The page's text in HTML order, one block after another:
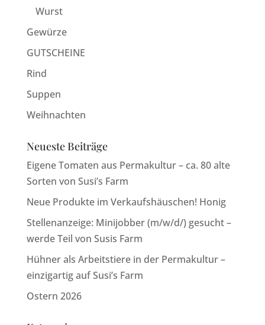
Wurst
Gewürze
GUTSCHEINE
Rind
Suppen
Weihnachten
Neueste Beiträge
Eigene Tomaten aus Permakultur – ca. 80 alte
Sorten von Susi’s Farm
Neue Produkte im Verkaufshäuschen! Honig
Stellenanzeige: Minijobber (m/w/d/) gesucht –
werde Teil von Susis Farm
Hühner als Arbeitstiere in der Permakultur –
einzigartig auf Susi’s Farm
Ostern 2026